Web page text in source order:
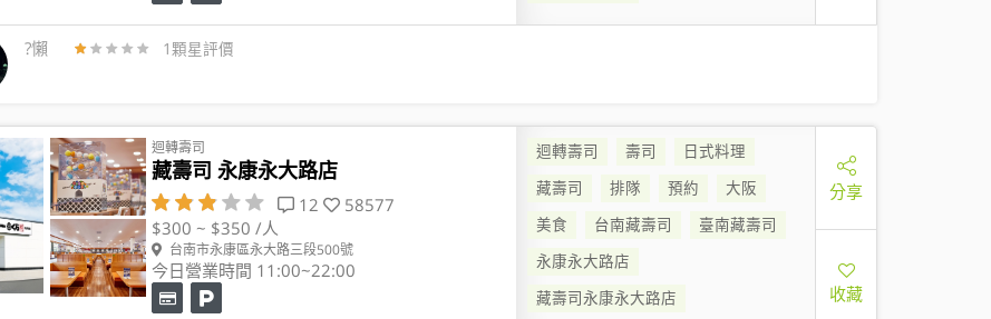
?懶 1顆星評價
迴轉壽司
藏壽司 永康永大路店
12
58577
$300 ~ $350 /人
台南市永康區永大路三段500號
今日營業時間 11:00~22:00
迴轉壽司 壽司
日式料理
藏壽司
排隊 預約
大阪
美食
台南藏壽司
臺南藏壽司
永康永大路店
藏壽司永康永大路店
分享
收藏